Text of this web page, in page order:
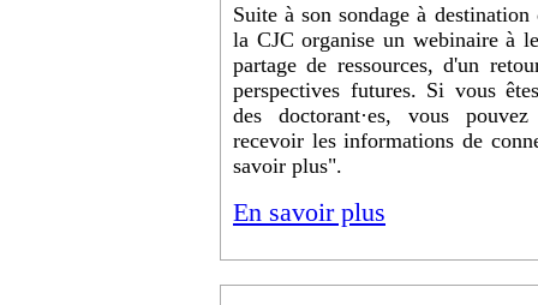
Suite à son sondage à destination
la CJC organise un webinaire à
partage de ressources, d'un
perspectives futures. Si vous
des doctorant·es, vous
recevoir les informations de
savoir plus".
En savoir plus